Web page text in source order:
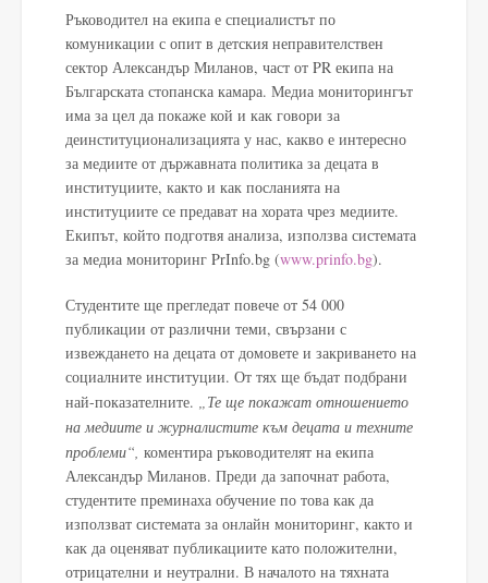
Ръководител на екипа е специалистът по
комуникации с опит в детския неправителствен
сектор Александър Миланов, част от PR екипа на
Българската стопанска камара. Медиа мониторингът
има за цел да покаже кой и как говори за
деинституционализацията у нас, какво е интересно
за медиите от държавната политика за децата в
институциите, както и как посланията на
институциите се предават на хората чрез медиите.
Екипът, който подготвя анализа, използва системата
за медиа мониторинг PrInfo.bg (www.prinfo.bg).
Студентите ще прегледат повече от 54 000
публикации от различни теми, свързани с
извеждането на децата от домовете и закриването на
социалните институции. От тях ще бъдат подбрани
най-показателните.
„Те ще покажат отношението
на медиите и журналистите към децата и техните
проблеми“, коментира ръководителят на екипа
Александър Миланов. Преди да започнат работа,
студентите преминаха обучение по това как да
използват системата за онлайн мониторинг, както и
как да оценяват публикациите като положителни,
отрицателни и неутрални. В началото на тяхната